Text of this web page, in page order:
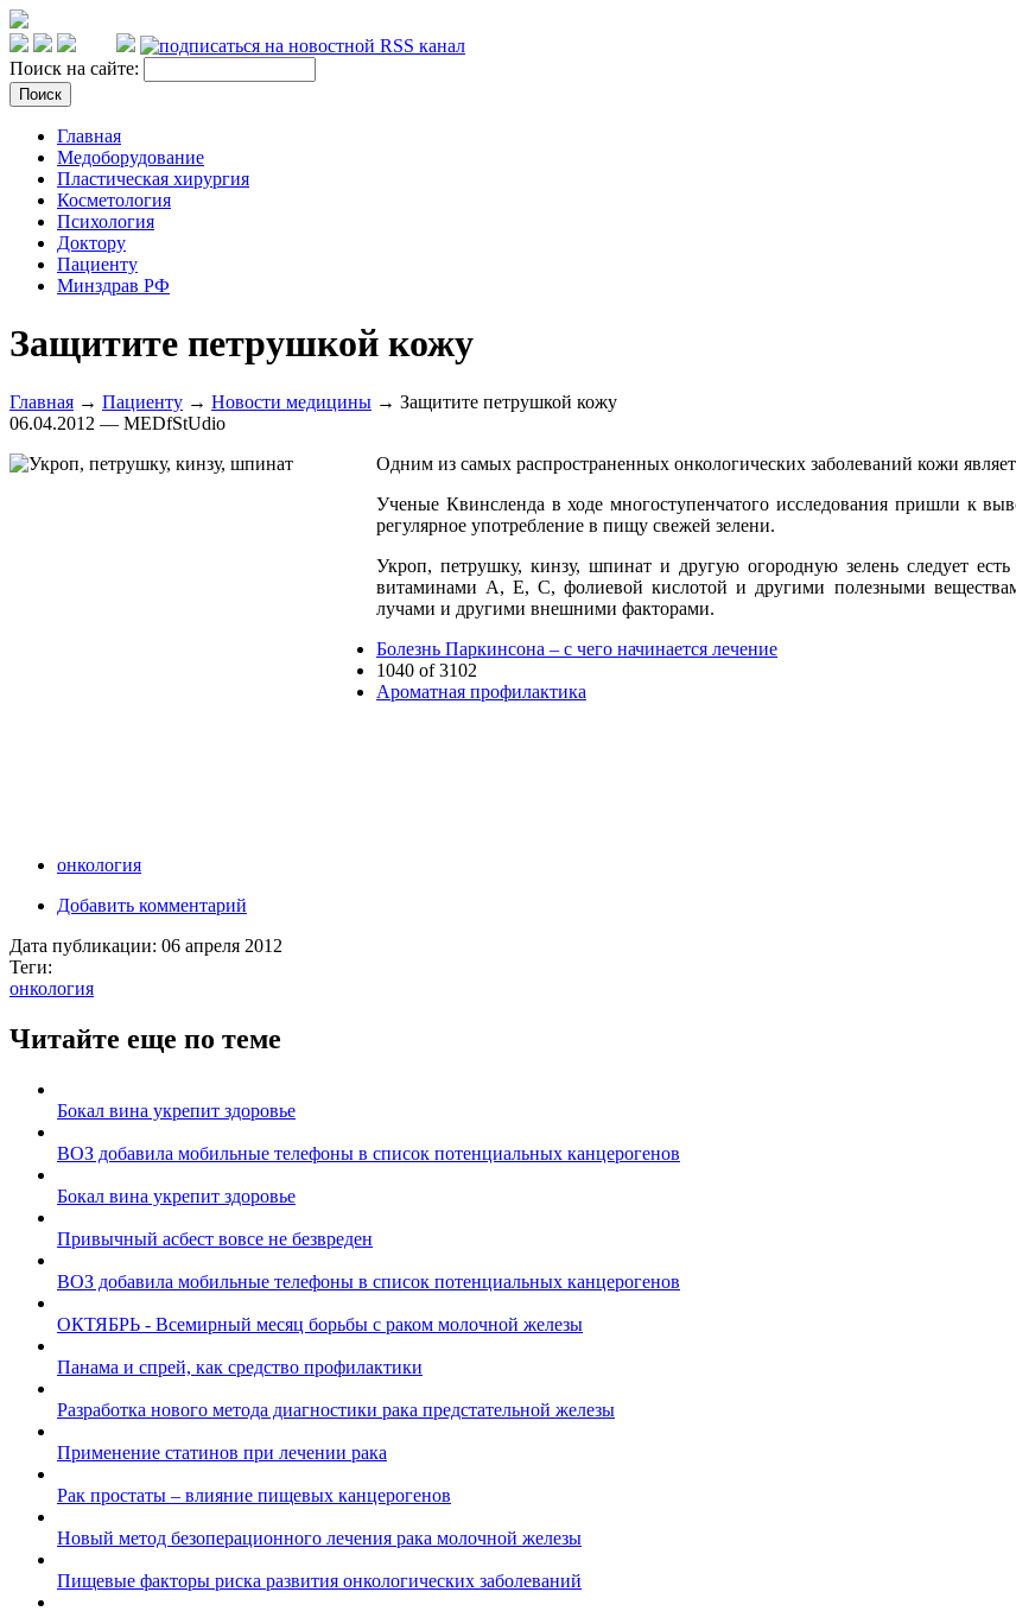
Поиск на сайте:
Главная
Медоборудование
Пластическая хирургия
Косметология
Психология
Доктору
Пациенту
Минздрав РФ
Защитите петрушкой кожу
Главная → Пациенту → Новости медицины → Защитите петрушкой кожу
06.04.2012 — MEDfStUdio
Одним из самых распространенных онкологических заболеваний кожи
Ученые Квинсленда в ходе многоступенчатого исследования пришли к
регулярное употребление в пищу свежей зелени.
Укроп, петрушку, кинзу, шпинат и другую огородную зелень следует
витаминами А, Е, С, фолиевой кислотой и другими полезными
лучами и другими внешними факторами.
Болезнь Паркинсона – с чего начинается лечение
1040 of 3102
Ароматная профилактика
онкология
Добавить комментарий
Дата публикации: 06 апреля 2012
Теги:
онкология
Читайте еще по теме
Бокал вина укрепит здоровье
ВОЗ добавила мобильные телефоны в список потенциальных канцерогенов
Бокал вина укрепит здоровье
Привычный асбест вовсе не безвреден
ВОЗ добавила мобильные телефоны в список потенциальных канцерогенов
ОКТЯБРЬ - Всемирный месяц борьбы с раком молочной железы
Панама и спрей, как средство профилактики
Разработка нового метода диагностики рака предстательной железы
Применение статинов при лечении рака
Рак простаты – влияние пищевых канцерогенов
Новый метод безоперационного лечения рака молочной железы
Пищевые факторы риска развития онкологических заболеваний